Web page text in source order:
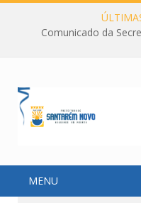
Comunicado da
MENU